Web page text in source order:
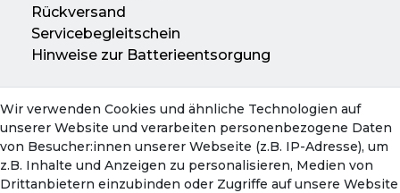
Gebaut und TÜV-GS geprüft nach der
neuesten Norm für Spannungsprüfer
DIN VDE 0682-401:2011, DIN EN-61243-
3:201
Lieferumfang
Rückversand
Servicebegleitschein
Hinweise zur Batterieentsorgung
Konto
Mein Konto
Warenkorb
Wir verwenden Cookies und ähnliche Technologien auf
unserer Website und verarbeiten personenbezogene Daten
von Besucher:innen unserer Webseite (z.B. IP-Adresse), um
z.B. Inhalte und Anzeigen zu personalisieren, Medien von
Drittanbietern einzubinden oder Zugriffe auf unsere Website